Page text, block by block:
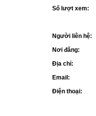
Số lượt xem:
Người liên hệ:
Nơi đăng:
Địa chỉ:
Email:
Điện thoại: